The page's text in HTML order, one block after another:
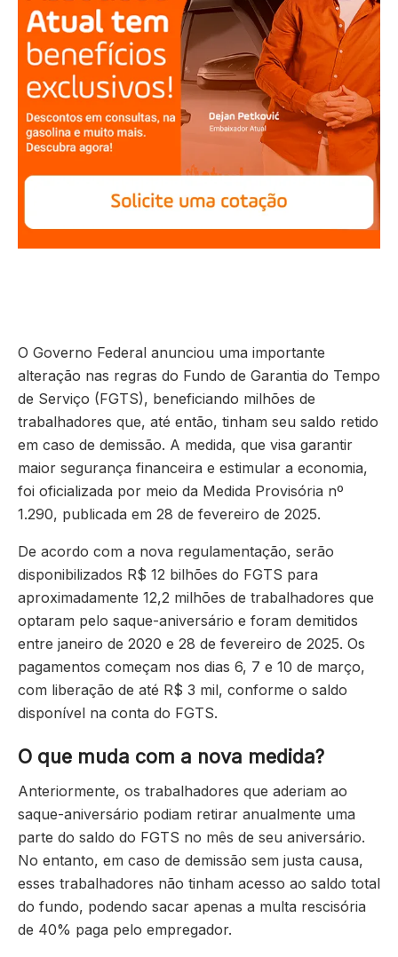
O Governo Federal anunciou uma importante
alteração nas regras do Fundo de Garantia do Tempo
de Serviço (FGTS), beneficiando milhões de
trabalhadores que, até então, tinham seu saldo retido
em caso de demissão. A medida, que visa garantir
maior segurança financeira e estimular a economia,
foi oficializada por meio da Medida Provisória nº
1.290, publicada em 28 de fevereiro de 2025.
De acordo com a nova regulamentação, serão
disponibilizados R$ 12 bilhões do FGTS para
aproximadamente 12,2 milhões de trabalhadores que
optaram pelo saque-aniversário e foram demitidos
entre janeiro de 2020 e 28 de fevereiro de 2025. Os
pagamentos começam nos dias 6, 7 e 10 de março,
com liberação de até R$ 3 mil, conforme o saldo
disponível na conta do FGTS.
O que muda com a nova medida?
Anteriormente, os trabalhadores que aderiam ao
saque-aniversário podiam retirar anualmente uma
parte do saldo do FGTS no mês de seu aniversário.
No entanto, em caso de demissão sem justa causa,
esses trabalhadores não tinham acesso ao saldo total
do fundo, podendo sacar apenas a multa rescisória
de 40% paga pelo empregador.